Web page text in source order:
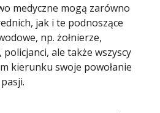
medyczne mogą zarówno
jak i te podnoszące
np. żołnierze,
ale także wszyscy
kierunku swoje powołanie